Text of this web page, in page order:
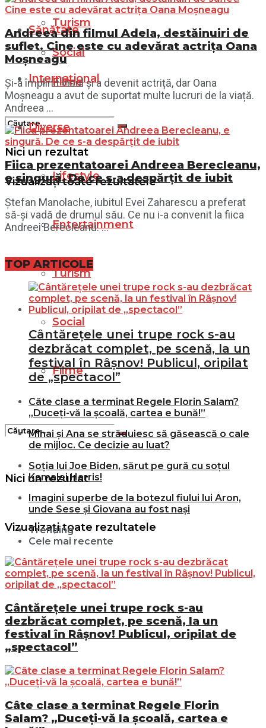
Turism
Social
Filme
Nici un rezultat
Vizualizați toate rezultatele
Sănătate
Internațional
Diverse
Lifestyle
Entertainment
Turism
Social
Filme
Nici un rezultat
Vizualizați toate rezultatele
Andreea din filmul Adela, destăinuiri de
suflet. Cine este cu adevărat actrița Oana
Moșneagu
Și-a împlinit visul și a devenit actriță, dar Oana
Moșneagu a avut de suportat multe lucruri de la viață.
Andreea ...
Fiica prezentatoarei Andreea Berecleanu,
e singură. De ce s-a despărțit de iubit
Ștefan Manolache, iubitul Evei Zaharescu a preferat
să-și vadă de drumul său. Ce nu i-a convenit la fiica
Andreei Berecleanu. ...
TOP ARTICOLE
Cântărețele unei trupe rock s-au
dezbrăcat complet, pe scenă, la un
festival în Râșnov! Publicul, oripilat
de „spectacol”
Câte clase a terminat Regele Florin Salam?
„Duceți-vă la școală, cartea e bună!”
Mihai și Ana se străduiesc să găsească o cale
de mijloc. Ce decizie au luat?
Soția lui Joe Biden, sărut pe gură cu soțul
Kamalei Harris!
Imagini superbe de la botezul fiului lui Aron,
unde Sese și Giovana au fost nași
Trending
Cele mai recente
Cântărețele unei trupe rock s-au
dezbrăcat complet, pe scenă, la un
festival în Râșnov! Publicul, oripilat de
„spectacol”
Câte clase a terminat Regele Florin
Salam? „Duceți-vă la școală, cartea e